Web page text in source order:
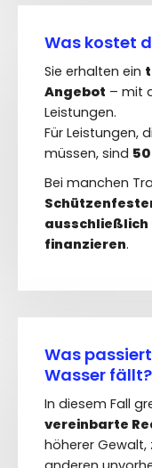
Kontakt
Was kostet
Sie erhalten ein
Angebot – mit
Leistungen.
Für Leistungen,
müssen, sind
Bei manchen
ausschließlich
finanzieren.
Was
Wasser fällt?
In diesem Fall
vereinbarte
höherer Gewalt,